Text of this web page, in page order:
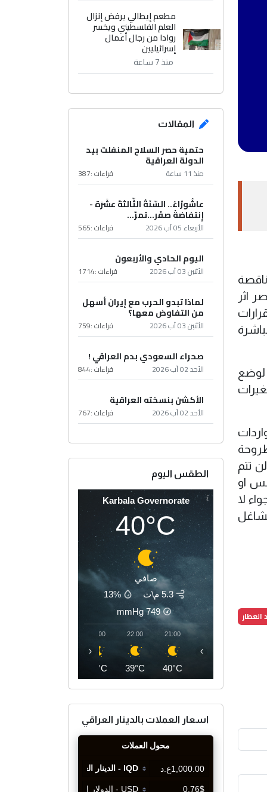
اثر
لوضع
تتم
او
لا
العطار
مطعم إيطالي يرفض إنزال
العلم الفلسطيني ويخسر
روادا من رجال أعمال
إسرائيليين
منذ 7 ساعة
المقالات
حتمية حصر السلاح المنفلت بيد
الدولة العراقية
منذ 11 ساعة قراءات :387
عاشُورْاءُ.. السّنَةُ الثّالثةَ عشَرَة -
إِنتفاضةُ صفَر…تمرّ...
الأربعاء 05 آب 2026 قراءات :565
اليوم الحادي والأربعون
الأثنين 03 آب 2026 قراءات :1714
لماذا تبدو الحرب مع إيران أسهل
من التفاوض معها؟
الأثنين 03 آب 2026 قراءات :759
صحراء السعودي بدم العراقي !
الأحد 02 آب 2026 قراءات :844
الأكشن بنسخته العراقية
الأحد 02 آب 2026 قراءات :767
الطقس اليوم
Karbala Governorate
40°C
صافي
5.3 م\ث
13%
749
mmHg
21:00
40°C
22:00
39°C
23:00
37°C
‹ ›
اسعار العملات بالدينار العراقي